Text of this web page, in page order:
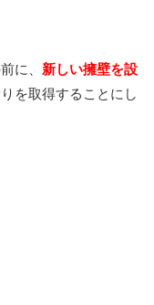
に、 新しい擁壁を設
を取得することにし